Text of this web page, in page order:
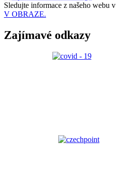
Sledujte informace z našeho webu v
V OBRAZE.
Zajímavé odkazy